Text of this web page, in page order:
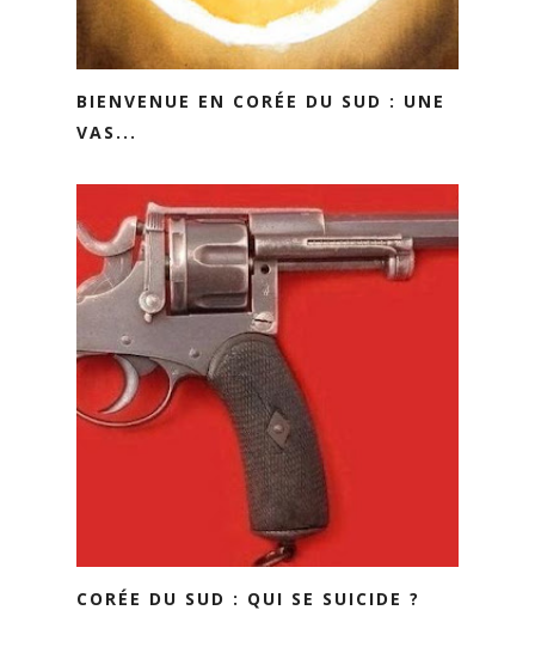
BIENVENUE EN CORÉE DU SUD : UNE
VAS...
CORÉE DU SUD : QUI SE SUICIDE ?